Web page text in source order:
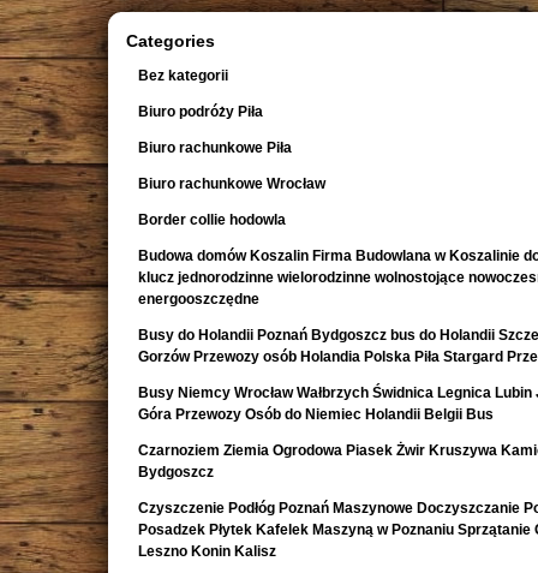
Categories
Bez kategorii
Biuro podróży Piła
Biuro rachunkowe Piła
Biuro rachunkowe Wrocław
Border collie hodowla
Budowa domów Koszalin Firma Budowlana w Koszalinie
klucz jednorodzinne wielorodzinne wolnostojące
energooszczędne
Busy do Holandii Poznań Bydgoszcz bus do Holandii
Gorzów Przewozy osób Holandia Polska Piła Stargard
Busy Niemcy Wrocław Wałbrzych Świdnica Legnica Lubin
Góra Przewozy Osób do Niemiec Holandii Belgii Bus
Czarnoziem Ziemia Ogrodowa Piasek Żwir Kruszywa
Bydgoszcz
Czyszczenie Podłóg Poznań Maszynowe Doczyszczanie
Posadzek Płytek Kafelek Maszyną w Poznaniu Sprzątanie
Leszno Konin Kalisz